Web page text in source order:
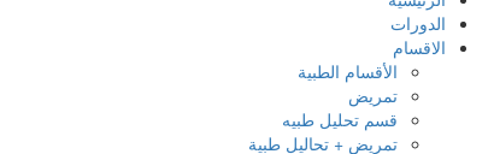
الدورات
الاقسام
الأقسام الطبية
تمريض
قسم تحليل طبيه
تمريض + تحاليل طبية